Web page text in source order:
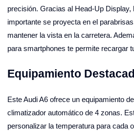
precisión. Gracias al Head-Up Display,
importante se proyecta en el
mantener la vista en la carretera.
para smartphones te permite recargar
Equipamiento
Este Audi A6 ofrece un equipamiento
climatizador automático de 4 zonas.
personalizar la temperatura para cada